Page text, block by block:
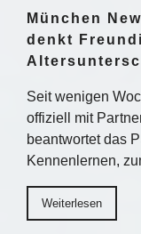
München
denkt
Seit wenigen
offiziell mit
beantwortet das
Kennenlernen,
Weiterlesen